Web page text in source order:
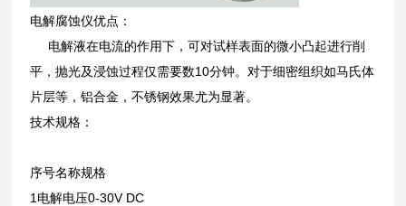
电解腐蚀仪优点：
电解液在电流的作用下，可对试样表面的微小凸起进行削
平，抛光及浸蚀过程仅需要数10分钟。对于细密组织如马氏体
片层等，铝合金，不锈钢效果尤为显著。
技术规格：
序号名称规格
1电解电压0-30V DC